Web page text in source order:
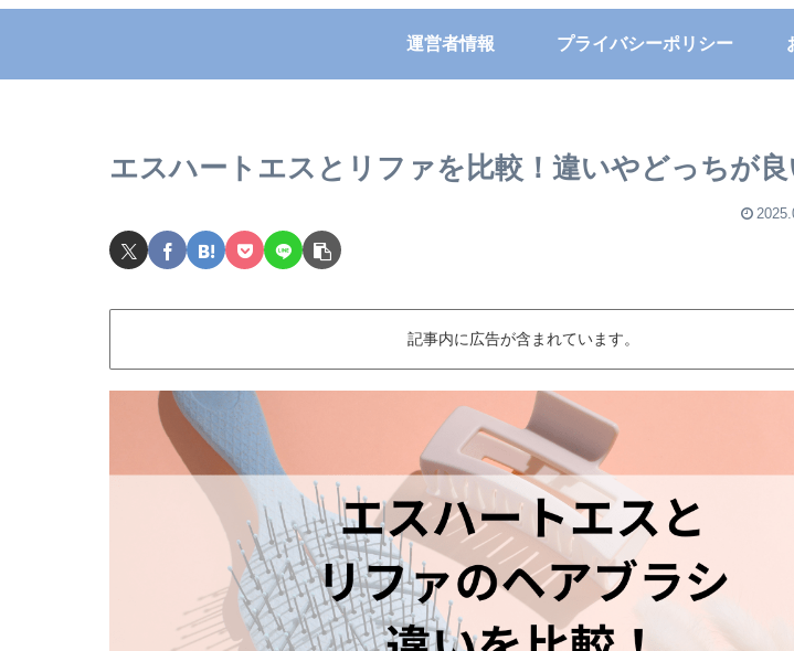
運営者情報 プライバシーポリシー
エスハートエスとリファを比較！違いやどっちが
記事内に広告が含まれています。